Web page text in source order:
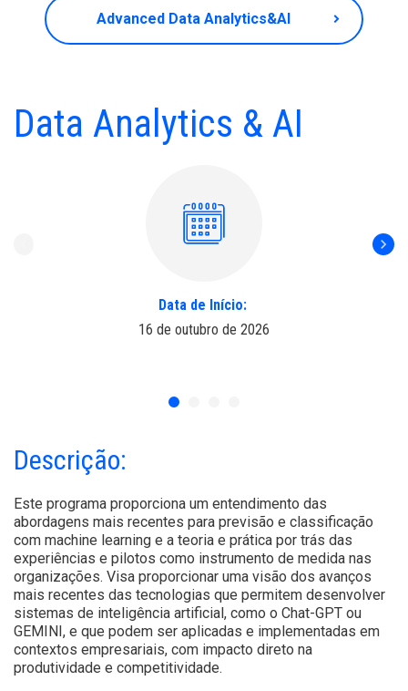
Advanced Data Analytics&AI
Data Analytics & AI
Data de Início:
16 de outubro de 2026
Descrição:
Este programa proporciona um entendimento das
abordagens mais recentes para previsão e classificação
com machine learning e a teoria e prática por trás das
experiências e pilotos como instrumento de medida nas
organizações. Visa proporcionar uma visão dos avanços
mais recentes das tecnologias que permitem desenvolver
sistemas de inteligência artificial, como o Chat-GPT ou
GEMINI, e que podem ser aplicadas e implementadas em
contextos empresariais, com impacto direto na
produtividade e competitividade.